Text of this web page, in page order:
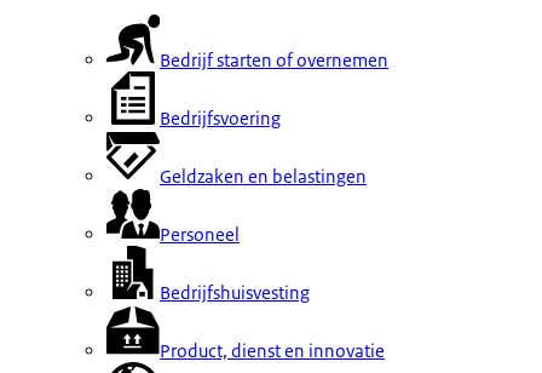
Bedrijf starten of overnemen
Bedrijfsvoering
Geldzaken en belastingen
Personeel
Bedrijfshuisvesting
Product, dienst en innovatie